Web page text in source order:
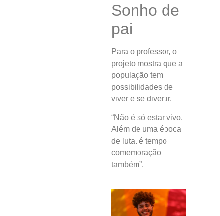
Sonho de
pai
Para o professor, o
projeto mostra que a
população tem
possibilidades de
viver e se divertir.
“Não é só estar vivo.
Além de uma época
de luta, é tempo
comemoração
também”.